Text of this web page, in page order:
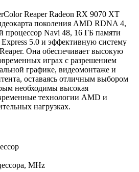
Reaper Radeon RX 9070 XT
поколения AMD RDNA 4,
процессор Navi 48, 16 ГБ памяти
5.0 и эффективную систему
Она обеспечивает высокую
играх с разрешением
графике, видеомонтаже и
оставаясь отличным выбором
необходимы высокая
технологии AMD и
нагрузках.
MHz